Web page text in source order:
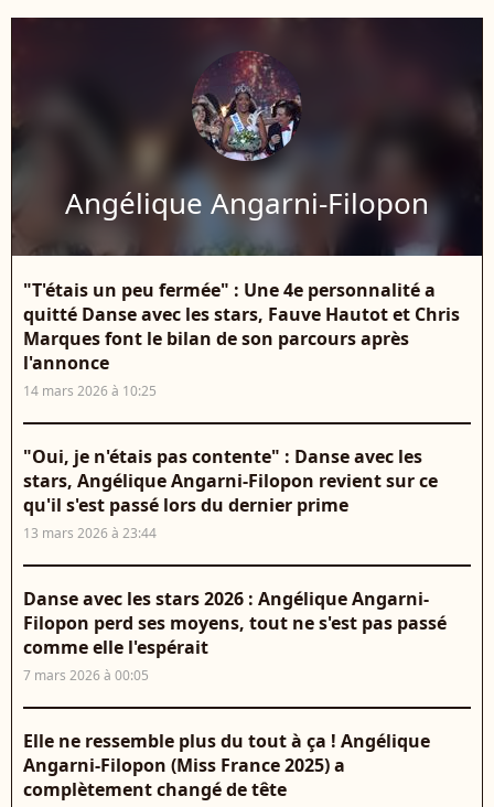
Angélique Angarni-Filopon
"T'étais un peu fermée" : Une 4e personnalité a
quitté Danse avec les stars, Fauve Hautot et Chris
Marques font le bilan de son parcours après
l'annonce
14 mars 2026 à 10:25
"Oui, je n'étais pas contente" : Danse avec les
stars, Angélique Angarni-Filopon revient sur ce
qu'il s'est passé lors du dernier prime
13 mars 2026 à 23:44
Danse avec les stars 2026 : Angélique Angarni-
Filopon perd ses moyens, tout ne s'est pas passé
comme elle l'espérait
7 mars 2026 à 00:05
Elle ne ressemble plus du tout à ça ! Angélique
Angarni-Filopon (Miss France 2025) a
complètement changé de tête